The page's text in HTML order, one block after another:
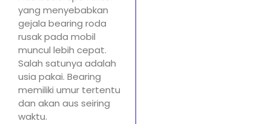
yang menyebabkan
gejala bearing roda
rusak pada mobil
muncul lebih cepat.
Salah satunya adalah
usia pakai. Bearing
memiliki umur tertentu
dan akan aus seiring
waktu.